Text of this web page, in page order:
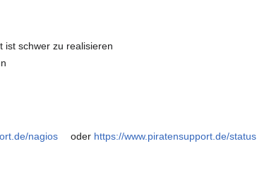
ist schwer zu realisieren
nagios oder https://www.piratensupport.de/status